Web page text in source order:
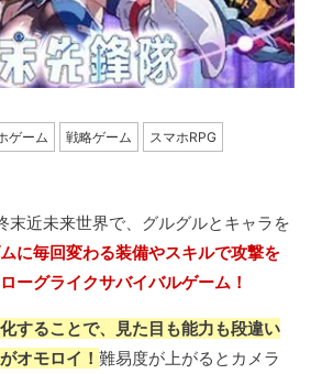
ゲーム 戦略ゲーム スマホRPG
末近未来世界で、グルグルとキャラを
に毎回変わる装備やスキルで攻撃を
ーグライクサバイバルゲーム！
することで、見た目も能力も段違い
オモロイ！ 難易度が上がるとカメラ